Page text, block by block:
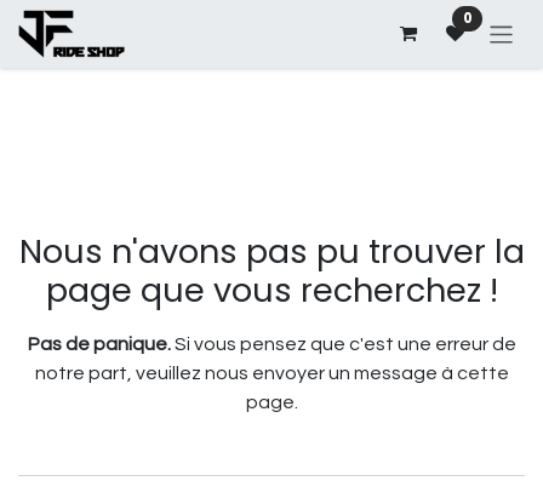
Se rendre au contenu 0
Erreur 404
Nous n'avons pas pu trouver la
page que vous recherchez !
Pas de panique.Si vous pensez que c'est une erreur de
notre part, veuillez nous envoyer un message à cette
page